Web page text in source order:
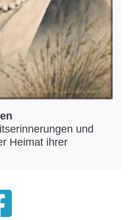
und
Heimat ihrer